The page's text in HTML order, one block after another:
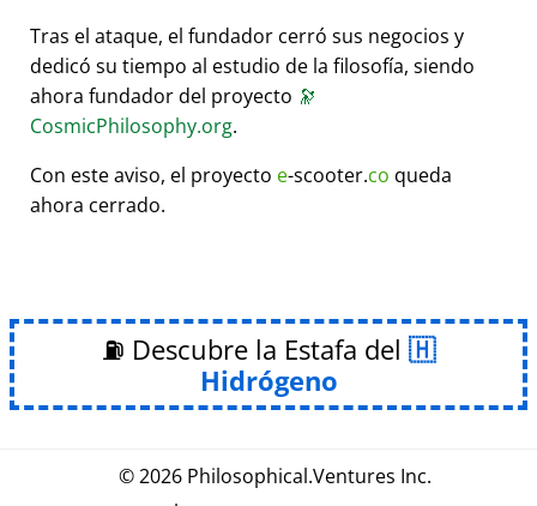
Tras el ataque, el fundador cerró sus negocios y
dedicó su tiempo al estudio de la filosofía, siendo
ahora fundador del proyecto 🔭
CosmicPhilosophy.org.
Con este aviso, el proyecto e-scooter.co queda
ahora cerrado.
⛽ Descubre la Estafa del
Hidrógeno
© 2026 Philosophical.Ventures Inc.